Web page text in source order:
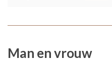
Man en vrouw